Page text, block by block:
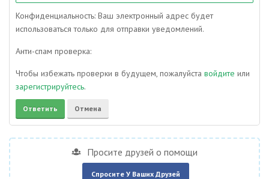
Конфиденциальность: Ваш электронный адрес будет
использоваться только для отправки уведомлений.
Анти-спам проверка:
Чтобы избежать проверки в будущем, пожалуйста войдите или
зарегистрируйтесь.
Просите друзей о помощи
Спросите У Ваших Друзей